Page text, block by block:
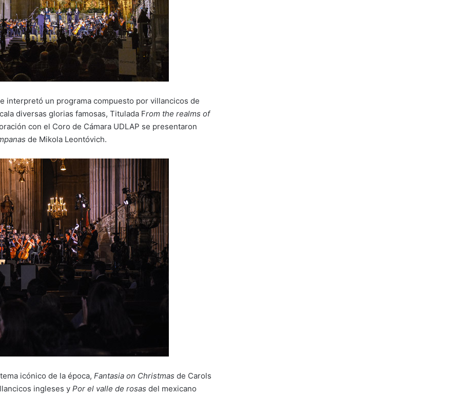
interpretó un programa compuesto por villancicos de
diversas glorias famosas, Titulada From the realms of
con el Coro de Cámara UDLAP se presentaron
de Mikola Leontóvich.
icónico de la época, Fantasia on Christmas de Carols
ingleses y Por el valle de rosas del mexicano